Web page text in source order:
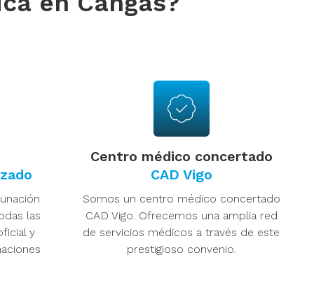
las
y
Centro médico concertado
CAD Vigo
Somos un centro médico concertado
CAD Vigo. Ofrecemos una amplia red
de servicios médicos a través de este
prestigioso convenio.